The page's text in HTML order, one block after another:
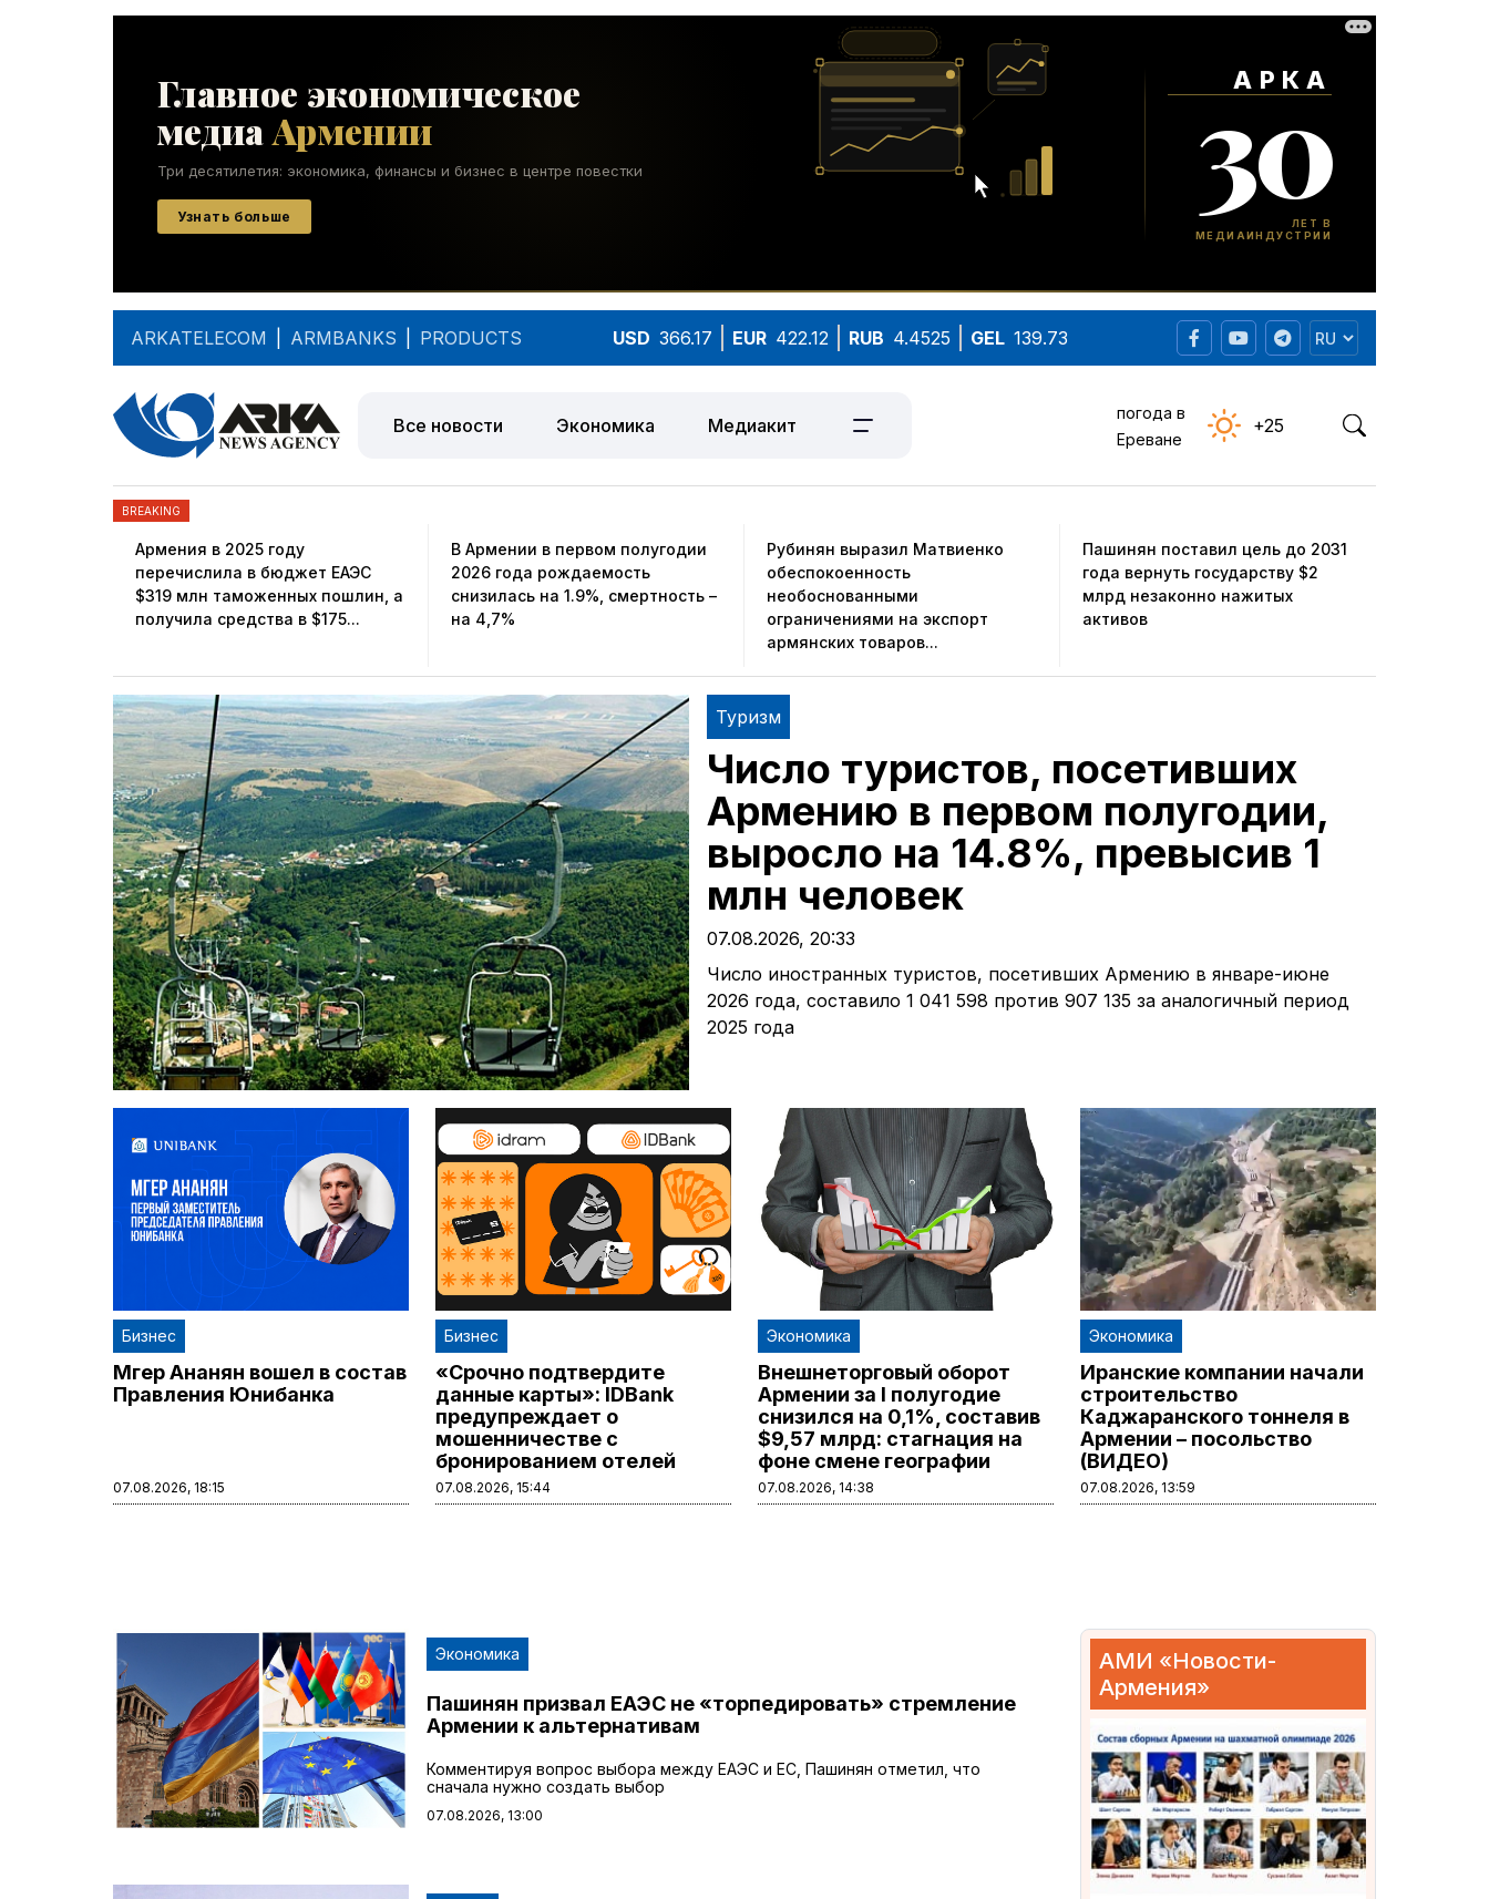
ARKATELECOM ARMBANKS PRODUCTS USD 366.17 EUR 422.12 RUB 4.4525 GEL 139.73
Все новости Экономика Медиакит
погода в
Ереване
+25
BREAKING
Армения в 2025 году
перечислила в бюджет ЕАЭС
$319 млн таможенных пошлин, а
получила средства в $175...
В Армении в первом полугодии
2026 года рождаемость
снизилась на 1.9%, смертность –
на 4,7%
Рубинян выразил Матвиенко
обеспокоенность
необоснованными
ограничениями на экспорт
армянских товаров...
Пашинян поставил цель до 2031
года вернуть государству $2
млрд незаконно нажитых
активов
Туризм
Число туристов, посетивших
Армению в первом полугодии,
выросло на 14.8%, превысив 1
млн человек
07.08.2026, 20:33
Число иностранных туристов, посетивших Армению в январе-июне
2026 года, составило 1 041 598 против 907 135 за аналогичный период
2025 года
Бизнес
Мгер Ананян вошел в состав
Правления Юнибанка
07.08.2026, 18:15
Бизнес
«Срочно подтвердите
данные карты»: IDBank
предупреждает о
мошенничестве с
бронированием отелей
07.08.2026, 15:44
Экономика
Внешнеторговый оборот
Армении за I полугодие
снизился на 0,1%, составив
$9,57 млрд: стагнация на
фоне смене географии
07.08.2026, 14:38
Экономика
Иранские компании начали
строительство
Каджаранского тоннеля в
Армении – посольство
(ВИДЕО)
07.08.2026, 13:59
Экономика
Пашинян призвал ЕАЭС не «торпедировать» стремление
Армении к альтернативам
Комментируя вопрос выбора между ЕАЭС и ЕС, Пашинян отметил, что
сначала нужно создать выбор
07.08.2026, 13:00
АМИ «Новости-
Армения»